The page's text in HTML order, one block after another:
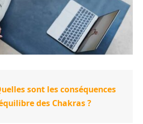
sont les conséquences
des Chakras ?